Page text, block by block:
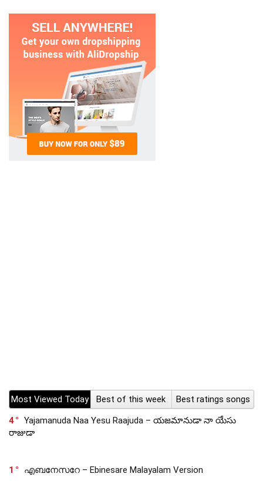
Most Viewed Today Best of this week
Best ratings songs
4
Yajamanuda Naa Yesu Raajuda – యజమానుడా నా యేసు
రాజుడా
1 എബനേസറേ – Ebinesare Malayalam Version